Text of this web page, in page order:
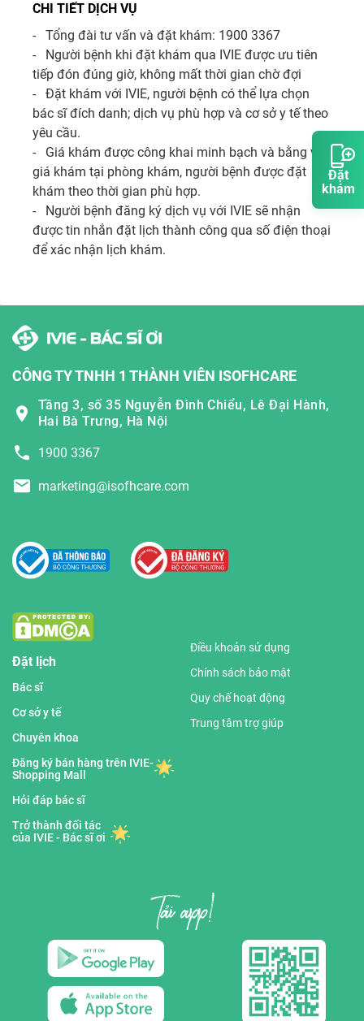
Đặt
khám
CHI TIẾT DỊCH VỤ
-   Tổng đài tư vấn và đặt khám: 1900 3367
-   Người bệnh khi đặt khám qua IVIE được ưu tiên
tiếp đón đúng giờ, không mất thời gian chờ đợi
-   Đặt khám với IVIE, người bệnh có thể lựa chọn
bác sĩ đích danh; dịch vụ phù hợp và cơ sở y tế theo
yêu cầu.
-   Giá khám được công khai minh bạch và bằng với
giá khám tại phòng khám, người bệnh được đặt
khám theo thời gian phù hợp.
-   Người bệnh đăng ký dịch vụ với IVIE sẽ nhận
được tin nhắn đặt lịch thành công qua số điện thoại
để xác nhận lịch khám.
CÔNG TY TNHH 1 THÀNH VIÊN ISOFHCARE
Tầng 3, số 35 Nguyễn Đình Chiểu, Lê Đại Hành,
Hai Bà Trưng, Hà Nội
1900 3367
marketing@isofhcare.com
Đặt lịch
Bác sĩ
Cơ sở y tế
Chuyên khoa
Đăng ký bán hàng trên IVIE-
Shopping Mall
Hỏi đáp bác sĩ
Trở thành đối tác
của IVIE - Bác sĩ ơi
Điều khoản sử dụng
Chính sách bảo mật
Quy chế hoạt động
Trung tâm trợ giúp